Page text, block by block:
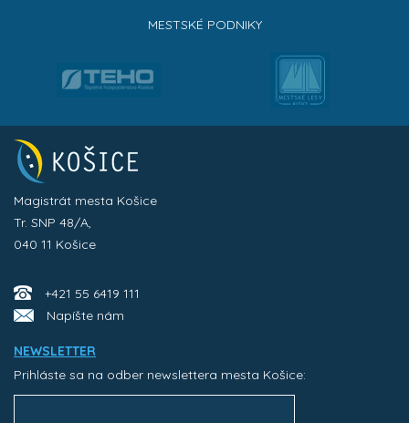
MESTSKÉ PODNIKY
Magistrát mesta Košice
Tr. SNP 48/A,
040 11 Košice
+421 55 6419 111
Napíšte nám
NEWSLETTER
Prihláste sa na odber newslettera mesta Košice: